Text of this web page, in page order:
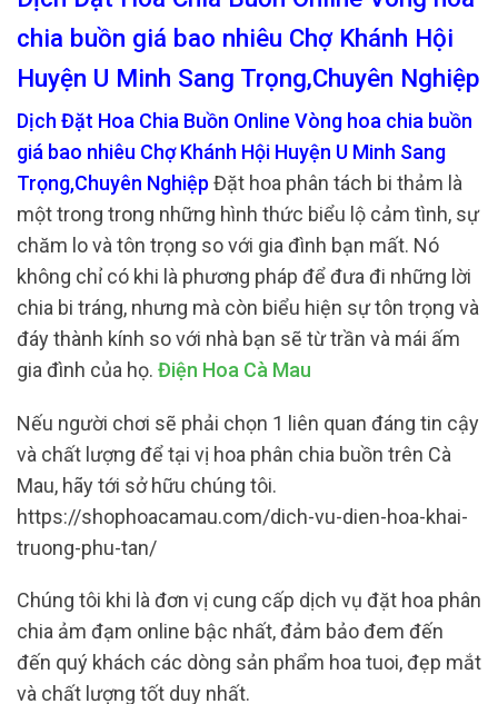
chia buồn giá bao nhiêu Chợ Khánh Hội
Huyện U Minh Sang Trọng,Chuyên Nghiệp
Dịch Đặt Hoa Chia Buồn Online Vòng hoa chia buồn
giá bao nhiêu Chợ Khánh Hội Huyện U Minh Sang
Trọng,Chuyên Nghiệp Đặt hoa phân tách bi thảm là
một trong trong những hình thức biểu lộ cảm tình, sự
chăm lo và tôn trọng so với gia đình bạn mất. Nó
không chỉ có khi là phương pháp để đưa đi những lời
chia bi tráng, nhưng mà còn biểu hiện sự tôn trọng và
đáy thành kính so với nhà bạn sẽ từ trần và mái ấm
gia đình của họ. Điện Hoa Cà Mau
Nếu người chơi sẽ phải chọn 1 liên quan đáng tin cậy
và chất lượng để tại vị hoa phân chia buồn trên Cà
Mau, hãy tới sở hữu chúng tôi.
https://shophoacamau.com/dich-vu-dien-hoa-khai-
truong-phu-tan/
Chúng tôi khi là đơn vị cung cấp dịch vụ đặt hoa phân
chia ảm đạm online bậc nhất, đảm bảo đem đến
đến quý khách các dòng sản phẩm hoa tuoi, đẹp mắt
và chất lượng tốt duy nhất.